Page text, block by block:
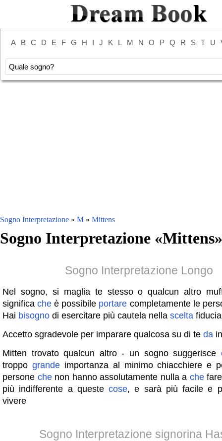
A B C D E F G H I J K L M N O P Q R S T U
Sogno Interpretazione » M » Mittens
Sogno Interpretazione «Mittens»
Sogno Interpretazione Longo
Nel sogno, si maglia te stesso o qualcun altro
significache è possibile portare completamente le
Hai bisogno di esercitare più cautela nella scelta
Accetto sgradevole per imparare qualcosa su di te da
Mitten trovato qualcun altro - un sogno suggerisce
troppo grandeimportanza al minimo chiacchiere e
persone chenon hanno assolutamente nulla a chefare
più indifferente a queste cose, e sarà più facile e
vivere
Sogno Interpretazione signorina